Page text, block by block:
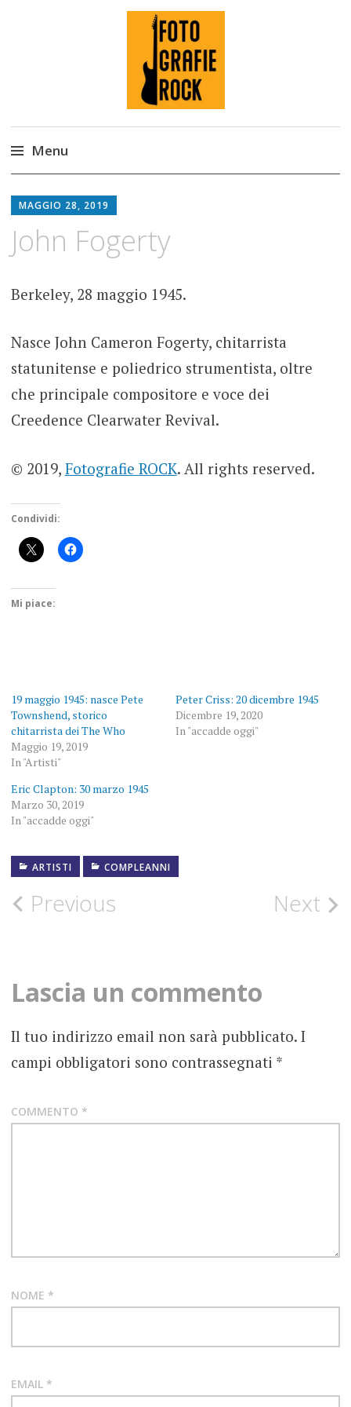
Fotografie ROCK
Menu
to
content
MAGGIO 28, 2019
John Fogerty
Berkeley, 28 maggio 1945.
Nasce John Cameron Fogerty, chitarrista
statunitense e poliedrico strumentista, oltre
che principale compositore e voce dei
Creedence Clearwater Revival.
© 2019, Fotografie ROCK. All rights reserved.
Condividi:
Mi piace:
19 maggio 1945: nasce Pete
Townshend, storico
chitarrista dei The Who
Maggio 19, 2019
In "Artisti"
Peter Criss: 20 dicembre 1945
Dicembre 19, 2020
In "accadde oggi"
Eric Clapton: 30 marzo 1945
Marzo 30, 2019
In "accadde oggi"
ARTISTI
COMPLEANNI
1945
CCR
MAGGIO
Post
Previous Next
Lascia un commento
Il tuo indirizzo email non sarà pubblicato. I
campi obbligatori sono contrassegnati *
COMMENTO *
NOME *
EMAIL *